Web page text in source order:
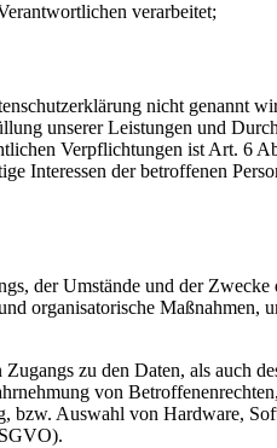
verarbeitet;
nicht genannt
unserer Leistungen und
Verpflichtungen ist Art. 6
Interessen der betroffenen
der Umstände und der Zwecke
organisatorische Maßnahmen,
zu den Daten, als auch
von
bzw. Auswahl von Hardware,